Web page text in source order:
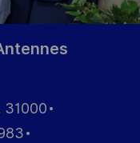
31000